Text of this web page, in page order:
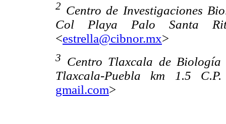
2 Centro de Investigaciones
Col Playa Palo Santa
<estrella@cibnor.mx>
3
Centro Tlaxcala de
Tlaxcala-Puebla km 1.5
gmail.com>